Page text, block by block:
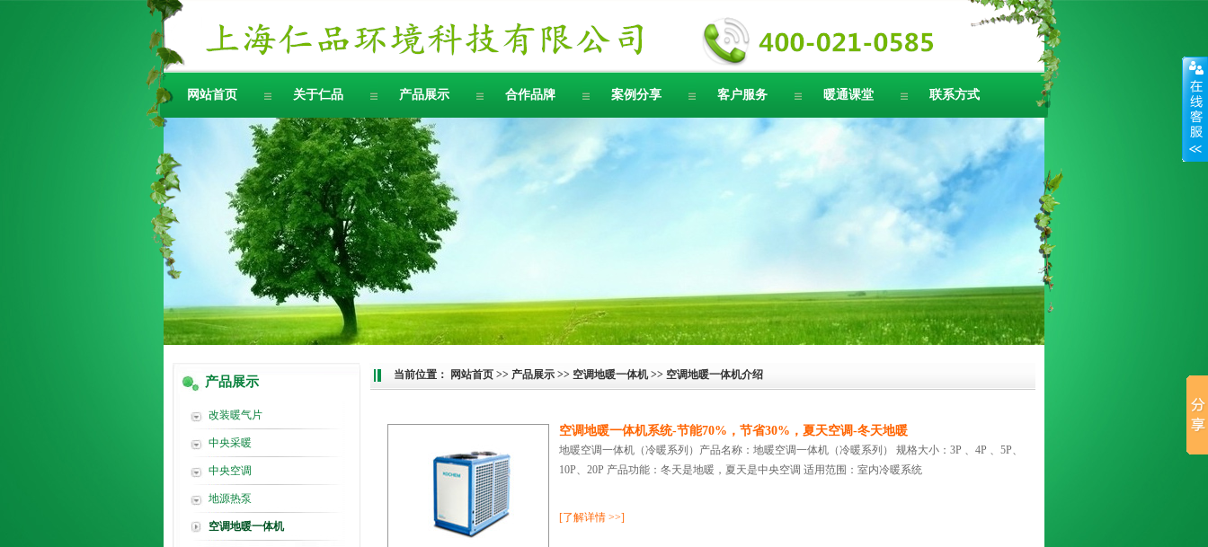
网站首页 关于仁品 产品展示 合作品牌 案例分享 客户服务 暖通课堂 联系方式
产品展示
改装暖气片
中央采暖
中央空调
地源热泵
空调地暖一体机
当前位置： 网站首页 >> 产品展示 >> 空调地暖一体机>> 空调地暖一体机介绍
空调地暖一体机系统-节能70%，节省30%，夏天空调-冬天地暖
地暖空调一体机（冷暖系列）产品名称：地暖空调一体机（冷暖系列） 规格大小：3P 、4P 、5P、
10P、20P 产品功能：冬天是地暖，夏天是中央空调 适用范围：室内冷暖系统
[了解详情 >>]